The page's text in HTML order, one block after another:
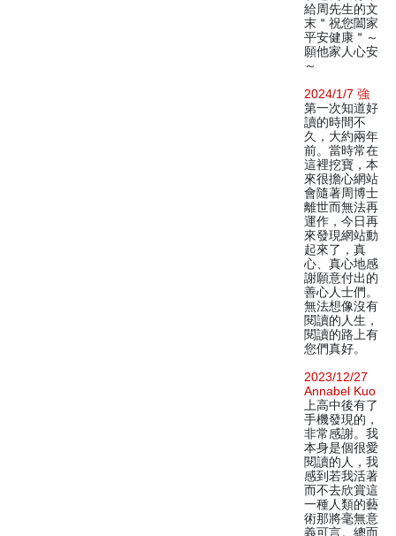
給周先生的文
末＂祝您闔家
平安健康＂～
願他家人心安
～
2024/1/7 強
第一次知道好
讀的時間不
久，大約兩年
前。當時常在
這裡挖寶，本
來很擔心網站
會隨著周博士
離世而無法再
運作，今日再
來發現網站動
起來了，真
心、真心地感
謝願意付出的
善心人士們。
無法想像沒有
閱讀的人生，
閱讀的路上有
您們真好。
2023/12/27
Annabel Kuo
上高中後有了
手機發現的，
非常感謝。我
本身是個很愛
閱讀的人，我
感到若我活著
而不去欣賞這
一種人類的藝
術那將毫無意
義可言。總而